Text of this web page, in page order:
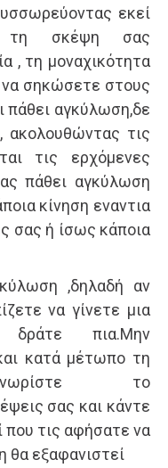
εκεί
τη σκέψη σας
, τη μοναχικότητα
να σηκώσετε στους
πάθει αγκύλωση,δε
ακολουθώντας τις
τις ερχόμενες
πάθει αγκύλωση
κίνηση εναντια
σας ή ίσως κάποια
,δηλαδή αν
να γίνετε μια
πια.Μην
κατά μέτωπο τη
το
σας και κάντε
που τις αφήσατε να
θα εξαφανιστεί